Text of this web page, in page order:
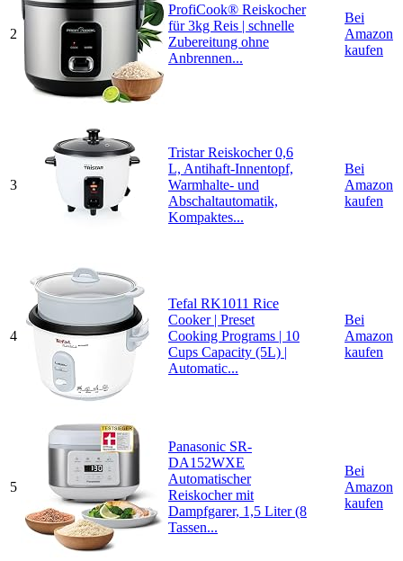
2
ProfiCook® Reiskocher
für 3kg Reis | schnelle
Zubereitung ohne
Anbrennen...
Bei
Amazon
kaufen
3
Tristar Reiskocher 0,6
L, Antihaft-Innentopf,
Warmhalte- und
Abschaltautomatik,
Kompaktes...
Bei
Amazon
kaufen
4
Tefal RK1011 Rice
Cooker | Preset
Cooking Programs | 10
Cups Capacity (5L) |
Automatic...
Bei
Amazon
kaufen
5
Panasonic SR-
DA152WXE
Automatischer
Reiskocher mit
Dampfgarer, 1,5 Liter (8
Tassen...
Bei
Amazon
kaufen